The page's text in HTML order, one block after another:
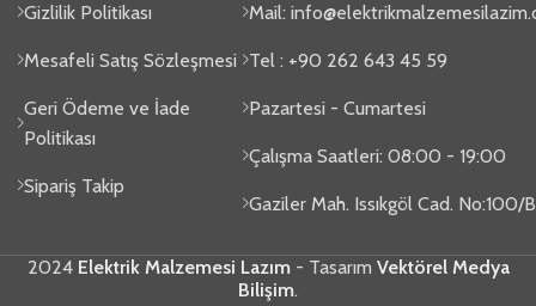
Gizlilik Politikası
Mesafeli Satış Sözleşmesi
Geri Ödeme ve İade
Politikası
Sipariş Takip
Mail:
Tel : +90 262 643 45 59
Pazartesi - Cumartesi
Çalışma Saatleri: 08:00 - 19:00
Gaziler Mah. Issıkgöl Cad. No:100/
2024 Elektrik Malzemesi Lazım- Tasarım Vektörel Medya
Bilişim.